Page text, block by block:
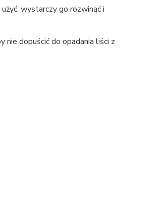
wystarczy go rozwinąć i
nie dopuścić do opadania liści z